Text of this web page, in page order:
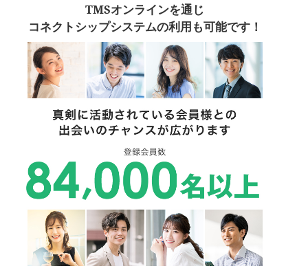
TMSオンラインを通じ
コネクトシップシステムの利用も可能です！